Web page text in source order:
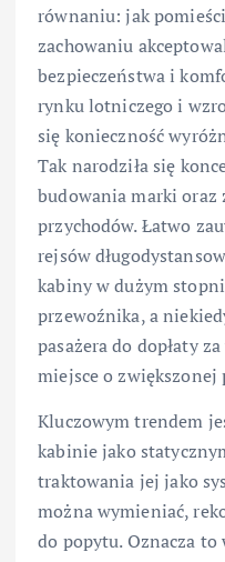
równaniu: jak
zachowaniu
bezpieczeństwa i
rynku lotniczego i
się konieczność
Tak narodziła się
budowania marki oraz
przychodów. Łatwo
rejsów
kabiny w dużym
przewoźnika, a
pasażera do dopłaty
miejsce o
Kluczowym trendem
kabinie jako
traktowania jej jako
można wymieniać,
do popytu. Oznacza